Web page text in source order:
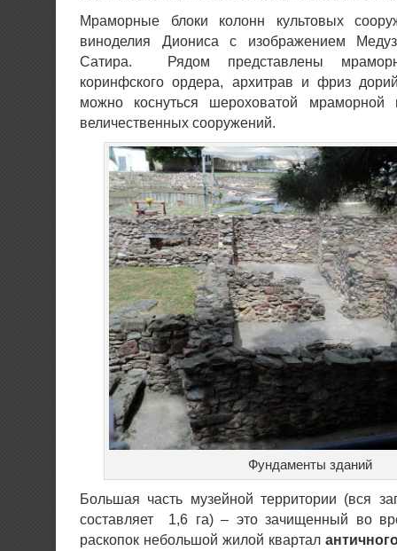
Мраморные блоки колонн культовых
виноделия Диониса с изображением
Сатира. Рядом представлены
коринфского ордера, архитрав и фриз
можно коснуться шероховатой мраморной
величественных сооружений.
Фундаменты зданий
Большая часть музейной территории (вся
составляет 1,6 га) – это зачищенный во
раскопок небольшой жилой квартал